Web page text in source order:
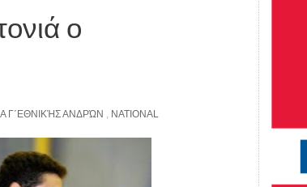
ο
Γ΄ΕΘΝΙΚΉΣ ΑΝΔΡΏΝ , NATIONAL